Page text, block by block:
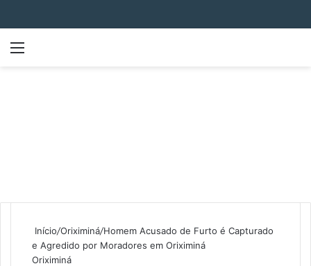
Início/Oriximiná/Homem Acusado de Furto é Capturado
e Agredido por Moradores em Oriximiná
Oriximiná